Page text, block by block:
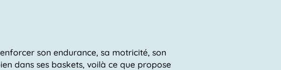
son endurance, sa motricité, son
dans ses baskets, voilà ce que propose